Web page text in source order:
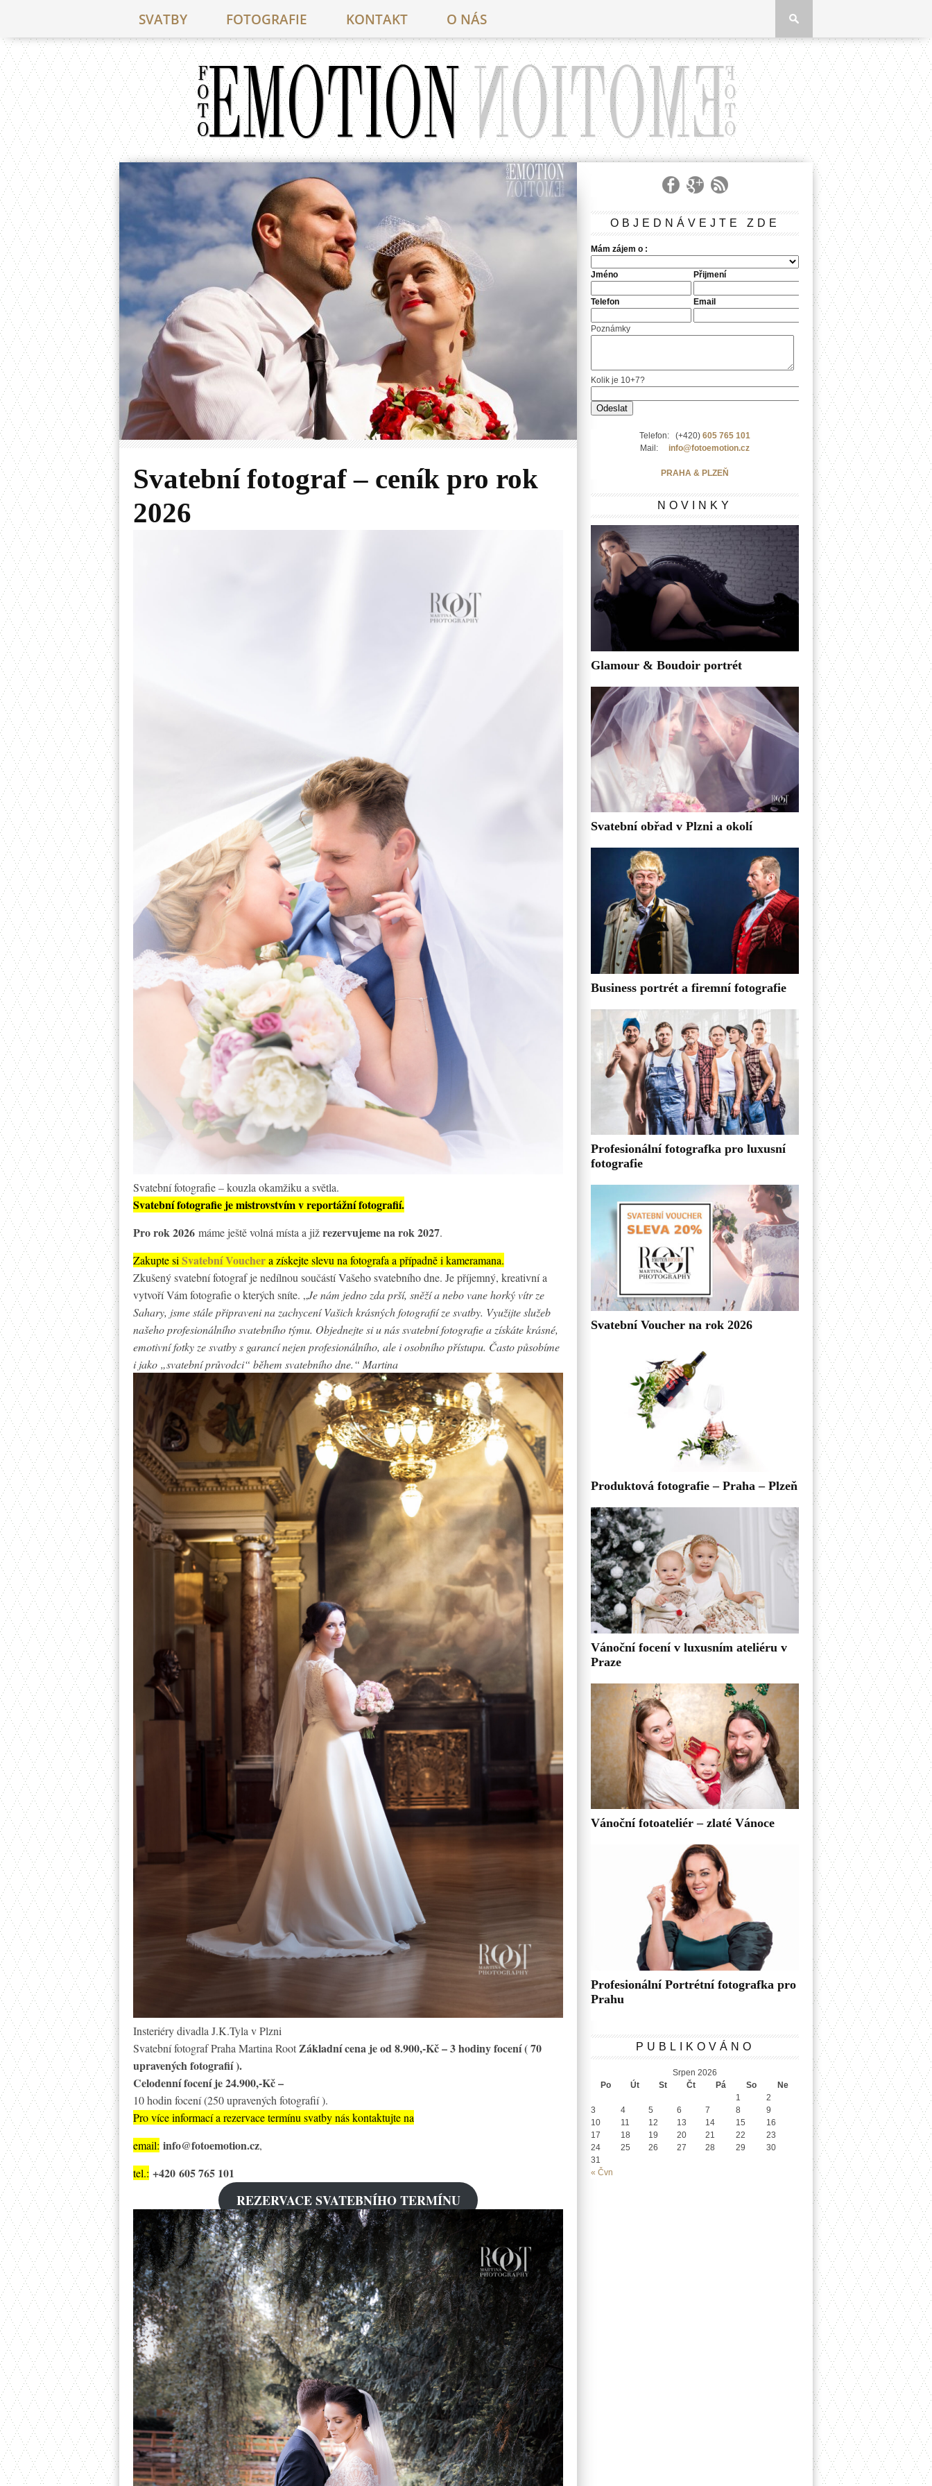
SVATBY FOTOGRAFIE KONTAKT O NÁS
Svatební fotograf – ceník pro rok
2026
Svatební fotografie – kouzla okamžiku a světla.
Svatební fotografie je mistrovstvím v reportážní fotografií.
Pro rok 2026 máme ještě volná místa a jižrezervujeme na rok 2027.
Zakupte si Svatební Vouchera získejte slevu na fotografa a případně i kameramana.
Zkušený svatební fotograf je nedílnou součástí Vašeho svatebního dne. Je příjemný, kreativní a
vytvoří Vám fotografie o kterých sníte. „Je nám jedno zda prší, sněží a nebo vane horký vítr ze
Sahary, jsme stále připraveni na zachycení Vašich krásných fotografií ze svatby. Využijte služeb
našeho profesionálního svatebního týmu. Objednejte si u nás svatební fotografie a získáte krásné,
emotivní fotky ze svatby s garancí nejen profesionálního, ale i osobního přístupu. Často působíme
i jako „svatební průvodci“ během svatebního dne.“ Martina
Insteriéry divadla J.K.Tyla v Plzni
Svatební fotograf Praha Martina RootZákladní cena je od 8.900,-Kč – 3 hodiny focení ( 70
upravených fotografií ).
Celodenní focení je 24.900,-Kč –
10 hodin focení (250 upravených fotografií ).
Pro více informací a rezervace termínu svatby nás kontaktujte na
email: info@fotoemotion.cz,
tel.: +420 605 765 101
REZERVACE SVATEBNÍHO TERMÍNU
OBJEDNÁVEJTE ZDE
Mám zájem o :
Jméno Přijmení
Telefon Email
Poznámky
Kolik je 10+7?
Telefon: (+420) 605 765 101
Mail: info@fotoemotion.cz
PRAHA & PLZEŇ
NOVINKY
Glamour & Boudoir portrét
Svatební obřad v Plzni a okolí
Business portrét a firemní fotografie
Profesionální fotografka pro luxusní
fotografie
Svatební Voucher na rok 2026
Produktová fotografie – Praha – Plzeň
Vánoční focení v luxusním ateliéru v
Praze
Vánoční fotoateliér – zlaté Vánoce
Profesionální Portrétní fotografka pro
Prahu
PUBLIKOVÁNO
Srpen 2026
Po
Út St Čt Pá So
Ne
1
2
3
4 5 6 7 8
9
10
11 12 13 14 15
16
17
18 19 20 21 22
23
24
25 26 27 28 29
30
31
« Čvn